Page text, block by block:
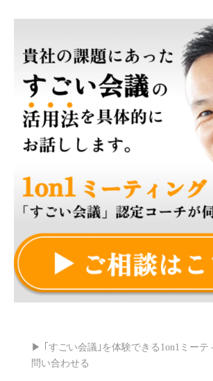
▶ ｢すごい会議｣を体験できる1on1ミーテ
問い合わせる